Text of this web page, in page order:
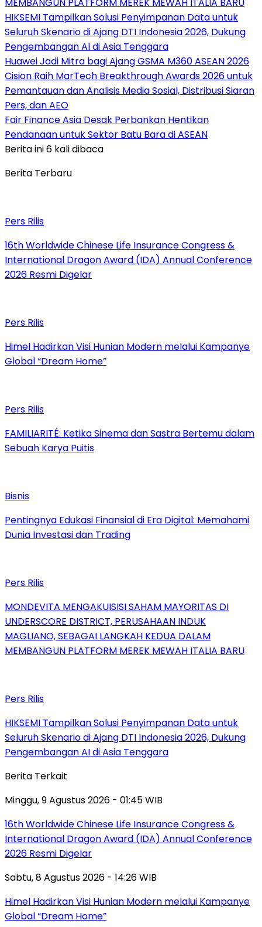
HIKSEMI Tampilkan Solusi Penyimpanan Data untuk
Seluruh Skenario di Ajang DTI Indonesia 2026, Dukung
Pengembangan AI di Asia Tenggara
Huawei Jadi Mitra bagi Ajang GSMA M360 ASEAN 2026
Cision Raih MarTech Breakthrough Awards 2026 untuk
Pemantauan dan Analisis Media Sosial, Distribusi Siaran
Pers, dan AEO
Fair Finance Asia Desak Perbankan Hentikan
Pendanaan untuk Sektor Batu Bara di ASEAN
Berita ini 6 kali dibaca
Berita Terbaru
Pers Rilis
16th Worldwide Chinese Life Insurance Congress &
International Dragon Award (IDA) Annual Conference
2026 Resmi Digelar
Pers Rilis
Himel Hadirkan Visi Hunian Modern melalui Kampanye
Global “Dream Home”
Pers Rilis
FAMILIARITÉ: Ketika Sinema dan Sastra Bertemu dalam
Sebuah Karya Puitis
Bisnis
Pentingnya Edukasi Finansial di Era Digital: Memahami
Dunia Investasi dan Trading
Pers Rilis
MONDEVITA MENGAKUISISI SAHAM MAYORITAS DI
UNDERSCORE DISTRICT, PERUSAHAAN INDUK
MAGLIANO, SEBAGAI LANGKAH KEDUA DALAM
MEMBANGUN PLATFORM MEREK MEWAH ITALIA BARU
Pers Rilis
HIKSEMI Tampilkan Solusi Penyimpanan Data untuk
Seluruh Skenario di Ajang DTI Indonesia 2026, Dukung
Pengembangan AI di Asia Tenggara
Berita Terkait
Minggu, 9 Agustus 2026 - 01:45 WIB
16th Worldwide Chinese Life Insurance Congress &
International Dragon Award (IDA) Annual Conference
2026 Resmi Digelar
Sabtu, 8 Agustus 2026 - 14:26 WIB
Himel Hadirkan Visi Hunian Modern melalui Kampanye
Global “Dream Home”